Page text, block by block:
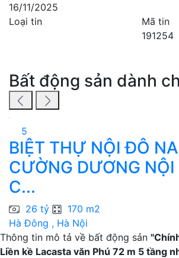
16/11/2025
Loại tin
Mã tin
191254
Bất động sản dành
5
BIỆT THỰ NỘI ĐÔ
CƯỜNG DƯƠNG NỘI
C...
26 tỷ
170 m2
Hà Đông , Hà Nội
Thông tin mô tả về bất động sản
Liền kề Lacasta văn Phú 72 m 5 tầng